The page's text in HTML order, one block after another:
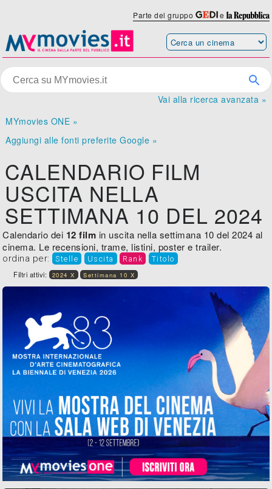
Parte del gruppo e
Vai alla ricerca avanzata »
MYmovies ONE »
Aggiungi alle fonti preferite Google »
CALENDARIO FILM
USCITA NELLA
SETTIMANA 10 DEL 2024
Calendario dei 12 film in uscita nella settimana 10 del 2024 al
cinema. Le recensioni, trame, listini, poster e trailer.
ordina per: Stelle Uscita Rank Titolo
Filtri attivi: 2024 X Settimana 10 X